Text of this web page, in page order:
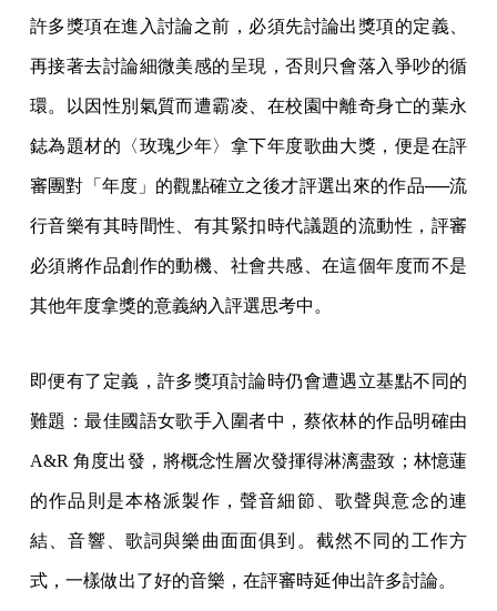
許多獎項在進入討論之前，必須先討論出獎項的定義、
再接著去討論細微美感的呈現，否則只會落入爭吵的循
環。以因性別氣質而遭霸凌、在校園中離奇身亡的葉永
鋕為題材的〈玫瑰少年〉拿下年度歌曲大獎，便是在評
審團對「年度」的觀點確立之後才評選出來的作品──流
行音樂有其時間性、有其緊扣時代議題的流動性，評審
必須將作品創作的動機、社會共感、在這個年度而不是
其他年度拿獎的意義納入評選思考中。
即便有了定義，許多獎項討論時仍會遭遇立基點不同的
難題：最佳國語女歌手入圍者中，蔡依林的作品明確由
A&R 角度出發，將概念性層次發揮得淋漓盡致；林憶蓮
的作品則是本格派製作，聲音細節、歌聲與意念的連
結、音響、歌詞與樂曲面面俱到。截然不同的工作方
式，一樣做出了好的音樂，在評審時延伸出許多討論。